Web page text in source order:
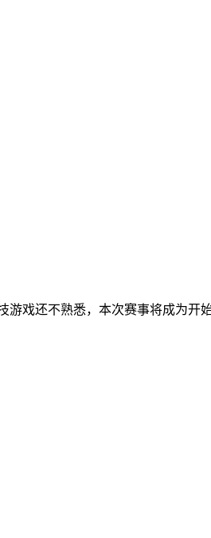
戏还不熟悉，本次赛事将成为开